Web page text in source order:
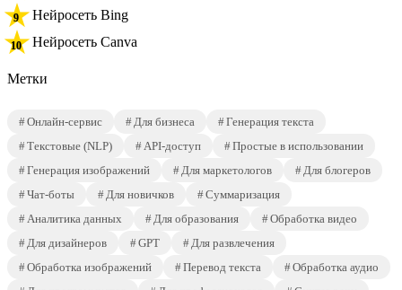
Нейросеть Bing
Нейросеть Canva
Метки
Онлайн-сервис Для бизнеса
Генерация текста
Текстовые (NLP)
API-доступ
Простые в использовании
Генерация изображений
Для маркетологов
Для блогеров
Чат-боты
Для новичков
Суммаризация
Аналитика данных
Для образования
Обработка видео
Для дизайнеров
GPT
Для развлечения
Обработка изображений
Перевод текста
Обработка аудио